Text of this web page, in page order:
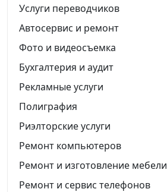
Услуги переводчиков
Автосервис и ремонт
Фото и видеосъемка
Бухгалтерия и аудит
Рекламные услуги
Полиграфия
Риэлторские услуги
Ремонт компьютеров
Ремонт и изготовление мебели
Ремонт и сервис телефонов